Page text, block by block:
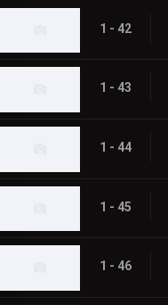
1 - 42
1 - 43
1 - 44
1 - 45
1 - 46